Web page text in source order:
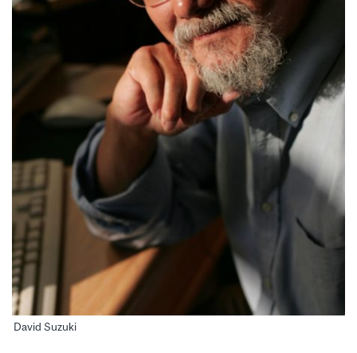
David Suzuki